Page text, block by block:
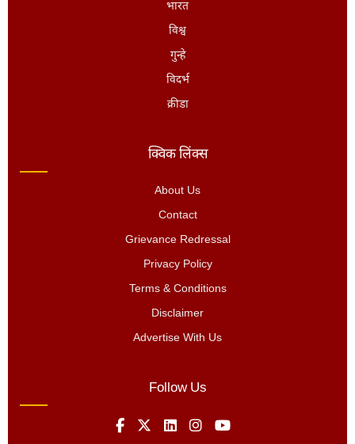
भारत
विश्व
गुन्हे
विदर्भ
क्रीडा
क्विक लिंक्स
About Us
Contact
Grievance Redressal
Privacy Policy
Terms & Conditions
Disclaimer
Advertise With Us
Follow Us